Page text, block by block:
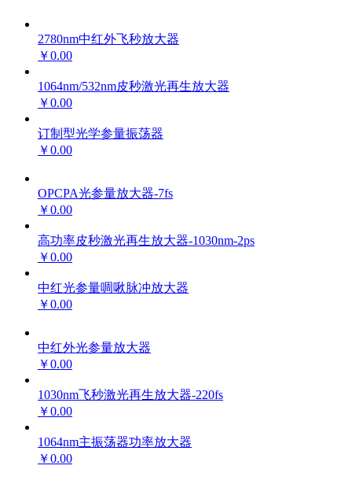
2780nm中红外飞秒放大器
￥0.00
1064nm/532nm皮秒激光再生放大器
￥0.00
订制型光学参量振荡器
￥0.00
OPCPA光参量放大器-7fs
￥0.00
高功率皮秒激光再生放大器-1030nm-2ps
￥0.00
中红光参量啁啾脉冲放大器
￥0.00
中红外光参量放大器
￥0.00
1030nm飞秒激光再生放大器-220fs
￥0.00
1064nm主振荡器功率放大器
￥0.00